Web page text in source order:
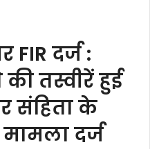
दर्ज :
तस्वीरें हुई
संहिता के
दर्ज